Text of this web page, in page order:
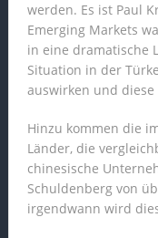
werden. Es ist Paul
Emerging Markets
in eine dramatische
Situation in der
auswirken und
Hinzu kommen die
Länder, die
chinesische
Schuldenberg von
irgendwann wird